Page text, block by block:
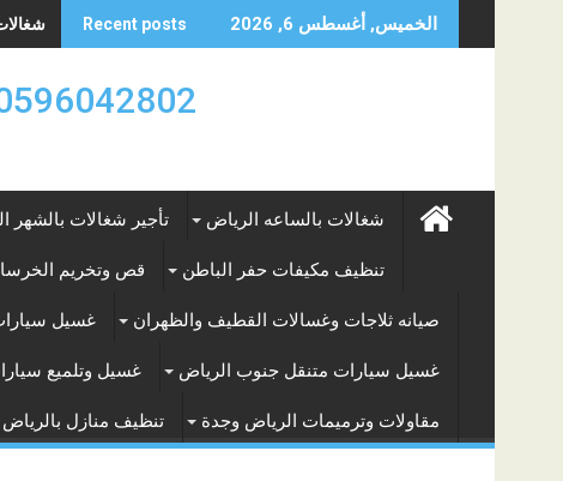
to
الخميس, أغسطس 6, 2026 Recent posts شغالات
0596042802 تأجير العماله المنزليه بالساعه والشهر
شغالات بالساعه الرياض تأجير شغالات بالشهر
تنظيف مكيفات حفر الباطن قص وتخريم
صيانه ثلاجات وغسالات القطيف والظهران غسيل
غسيل سيارات متنقل جنوب الرياض غسيل وتلميع
مقاولات وترميمات الرياض وجدة تنظيف منازل بالرياض